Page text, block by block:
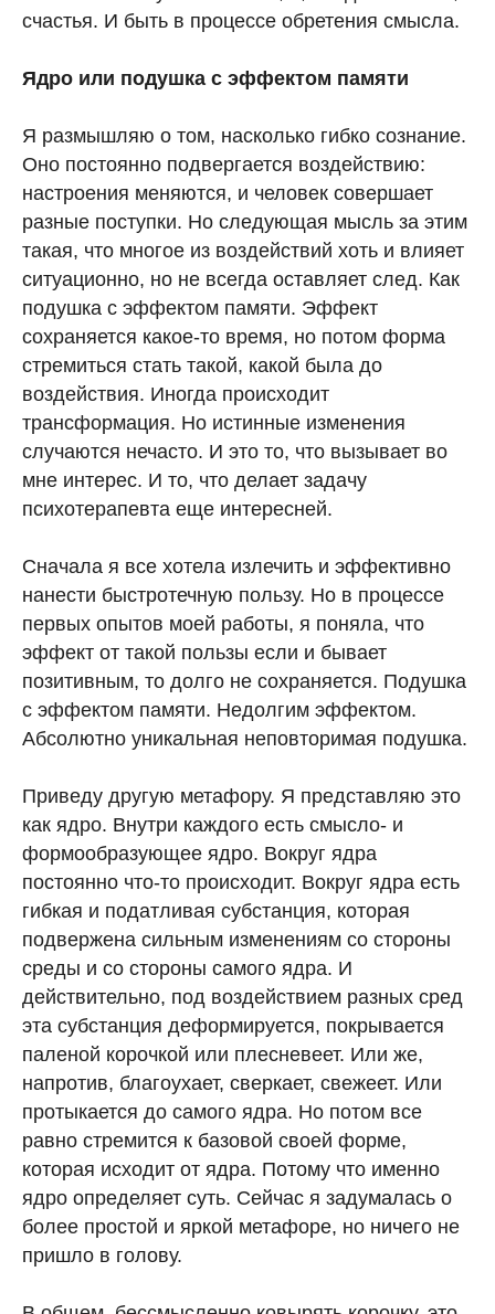
счастья. И быть в процессе обретения смысла.
Ядро или подушка с эффектом памяти
Я размышляю о том, насколько гибко сознание.
Оно постоянно подвергается воздействию:
настроения меняются, и человек совершает
разные поступки. Но следующая мысль за этим
такая, что многое из воздействий хоть и влияет
ситуационно, но не всегда оставляет след. Как
подушка с эффектом памяти. Эффект
сохраняется какое-то время, но потом форма
стремиться стать такой, какой была до
воздействия. Иногда происходит
трансформация. Но истинные изменения
случаются нечасто. И это то, что вызывает во
мне интерес. И то, что делает задачу
психотерапевта еще интересней.
Сначала я все хотела излечить и эффективно
нанести быстротечную пользу. Но в процессе
первых опытов моей работы, я поняла, что
эффект от такой пользы если и бывает
позитивным, то долго не сохраняется. Подушка
с эффектом памяти. Недолгим эффектом.
Абсолютно уникальная неповторимая подушка.
Приведу другую метафору. Я представляю это
как ядро. Внутри каждого есть смысло- и
формообразующее ядро. Вокруг ядра
постоянно что-то происходит. Вокруг ядра есть
гибкая и податливая субстанция, которая
подвержена сильным изменениям со стороны
среды и со стороны самого ядра. И
действительно, под воздействием разных сред
эта субстанция деформируется, покрывается
паленой корочкой или плесневеет. Или же,
напротив, благоухает, сверкает, свежеет. Или
протыкается до самого ядра. Но потом все
равно стремится к базовой своей форме,
которая исходит от ядра. Потому что именно
ядро определяет суть. Сейчас я задумалась о
более простой и яркой метафоре, но ничего не
пришло в голову.